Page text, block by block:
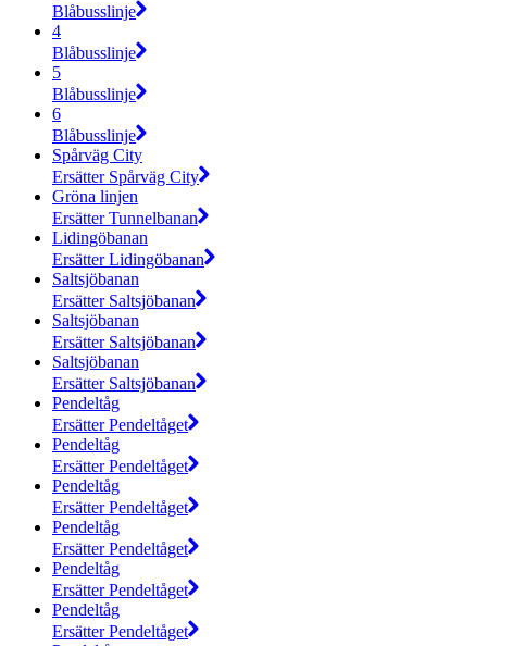
Blåbusslinje
4
Blåbusslinje
5
Blåbusslinje
6
Blåbusslinje
Spårväg City
Ersätter Spårväg City
Gröna linjen
Ersätter Tunnelbanan
Lidingöbanan
Ersätter Lidingöbanan
Saltsjöbanan
Ersätter Saltsjöbanan
Saltsjöbanan
Ersätter Saltsjöbanan
Saltsjöbanan
Ersätter Saltsjöbanan
Pendeltåg
Ersätter Pendeltåget
Pendeltåg
Ersätter Pendeltåget
Pendeltåg
Ersätter Pendeltåget
Pendeltåg
Ersätter Pendeltåget
Pendeltåg
Ersätter Pendeltåget
Pendeltåg
Ersätter Pendeltåget